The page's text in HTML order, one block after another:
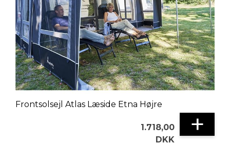
Frontsolsejl Atlas Læside Etna Højre
1.718,00
DKK
+